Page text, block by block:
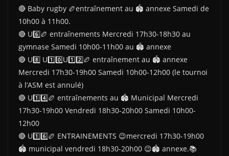
🔴 Baby rugby 🏉entraînement au 🏟 annexe Samedi de
10h00 à 11h00.
🔴 U6️⃣🏉 entraînements Mercredi 17h30-18h30 au
gymnase Samedi 10h00-11h00 au 🏟 annexe
🔴 U8️⃣ U1️⃣0️⃣U1️⃣2️⃣🏉 entraînement au 🏟 annexe
Mercredi 17h30-19h00 Samedi 10h00-12h00 (le tournoi
à l’ASM est annulé)
🔴 U1️⃣4️⃣🏉 entraînements au 🏟 Municipal Mercredi
17h30-19h00 Vendredi 18h30-20h00 Samedi 10h00-
12h00
🔴 U1️⃣6️⃣🏉 ENTRAINEMENTS 😉mercredi 17h30-19h00
🏟 municipal vendredi 18h30-20h00 😉🏟 annexe.📚